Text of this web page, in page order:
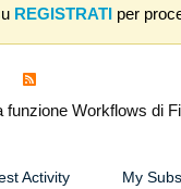
REGISTRATI per
funzione Workflows di
Activity My